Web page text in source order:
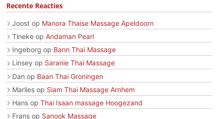
Recente Reacties
Joost op Manora Thaise Massage Apeldoorn
Tineke op Andaman Pearl
Ingeborg op Bann Thai Massage
Linsey op Saranie Thai Massage
Dan op Baan Thai Groningen
Marlies op Siam Thai Massage Arnhem
Hans op Thai Isaan massage Hoogezand
Frans op Sanook Massage